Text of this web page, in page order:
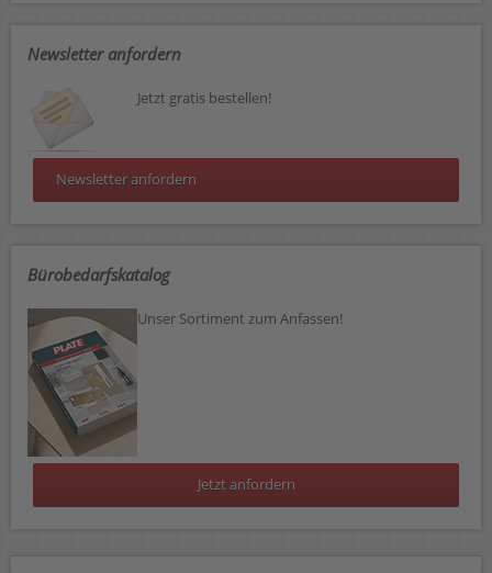
Newsletter anfordern
Jetzt gratis bestellen!
Newsletter anfordern
Bürobedarfskatalog
Unser Sortiment zum Anfassen!
Jetzt anfordern